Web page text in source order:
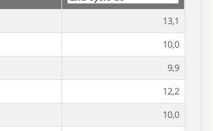
13,1
10,0
9,9
12,2
10,0